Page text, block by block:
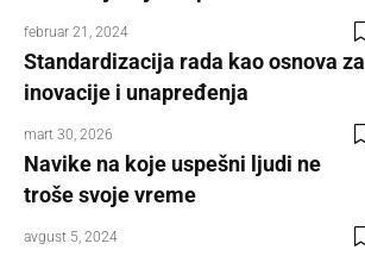
februar 21, 2024
Standardizacija rada kao osnova za
inovacije i unapređenja
mart 30, 2026
Navike na koje uspešni ljudi ne
troše svoje vreme
avgust 5, 2024